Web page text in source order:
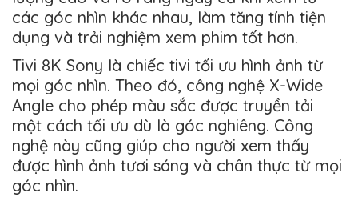
các góc nhìn khác nhau, làm tăng tính tiện
dụng và trải nghiệm xem phim tốt hơn.
Tivi 8K Sony là chiếc tivi tối ưu hình ảnh từ
mọi góc nhìn. Theo đó, công nghệ X-Wide
Angle cho phép màu sắc được truyền tải
một cách tối ưu dù là góc nghiêng. Công
nghệ này cũng giúp cho người xem thấy
được hình ảnh tươi sáng và chân thực từ mọi
góc nhìn.